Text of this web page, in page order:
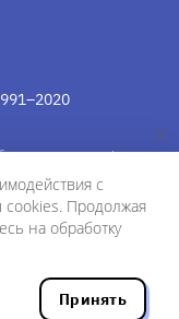
по надзору в сфере
и массовых
13 июня 2019 г.
с
cookies. Продолжая
на обработку
Принять